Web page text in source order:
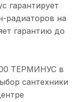
гарантирует
радиаторов на
гарантию до
ТЕРМИНУС в
сантехники